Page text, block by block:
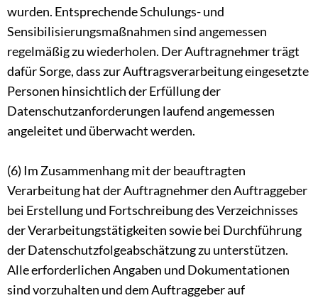
wurden. Entsprechende Schulungs- und
Sensibilisierungsmaßnahmen sind angemessen
regelmäßig zu wiederholen. Der Auftragnehmer trägt
dafür Sorge, dass zur Auftragsverarbeitung eingesetzte
Personen hinsichtlich der Erfüllung der
Datenschutzanforderungen laufend angemessen
angeleitet und überwacht werden.
(6) Im Zusammenhang mit der beauftragten
Verarbeitung hat der Auftragnehmer den Auftraggeber
bei Erstellung und Fortschreibung des Verzeichnisses
der Verarbeitungstätigkeiten sowie bei Durchführung
der Datenschutzfolgeabschätzung zu unterstützen.
Alle erforderlichen Angaben und Dokumentationen
sind vorzuhalten und dem Auftraggeber auf